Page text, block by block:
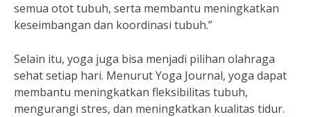
semua otot tubuh, serta membantu meningkatkan
keseimbangan dan koordinasi tubuh.”
Selain itu, yoga juga bisa menjadi pilihan olahraga
sehat setiap hari. Menurut Yoga Journal, yoga dapat
membantu meningkatkan fleksibilitas tubuh,
mengurangi stres, dan meningkatkan kualitas tidur.